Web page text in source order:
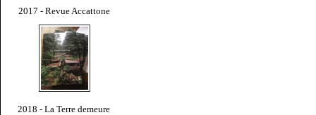
2017 - Revue Accattone
2018 - La Terre demeure